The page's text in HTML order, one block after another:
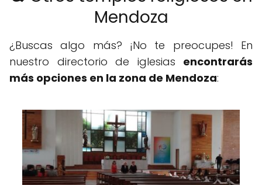
Mendoza
¿Buscas algo más? ¡No te preocupes! En
nuestro directorio de iglesias encontrarás
más opciones en la zona de Mendoza: